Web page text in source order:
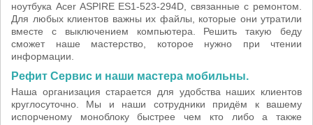
ноутбука Acer ASPIRE ES1-523-294D, связанные с ремонтом.
Для любых клиентов важны их файлы, которые они утратили
вместе с выключением компьютера. Решить такую беду
сможет наше мастерство, которое нужно при чтении
информации.
Рефит Сервис и наши мастера мобильны.
Наша организация старается для удобства наших клиентов
круглосуточно. Мы и наши сотрудники придём к вашему
испорченому моноблоку быстрее чем кто либо а также